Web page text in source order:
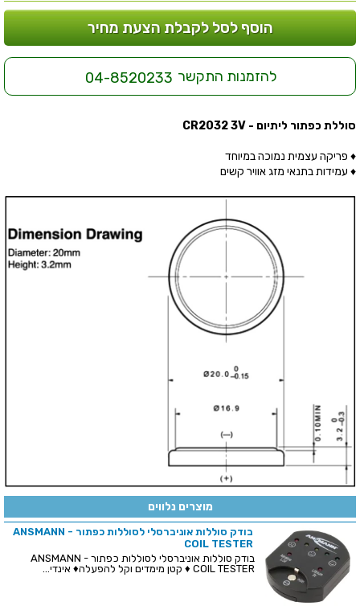
הוסף לסל לקבלת הצעת מחיר
להזמנות התקשר 04-8520233
סוללת כפתור ליתיום - CR2032 3V
♦ פריקה עצמית נמוכה במיוחד
♦ עמידות בתנאי מזג אוויר קשים
מוצרים נלווים
בודק סוללות אוניברסלי לסוללות כפתור - ANSMANN
COIL TESTER
בודק סוללות אוניברסלי לסוללות כפתור - ANSMANN
COIL TESTER ♦ קטן מימדים וקל להפעלה♦ אינדי...